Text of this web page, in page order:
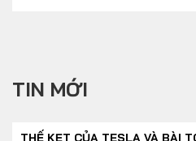
TIN MỚI
THẾ KẸT CỦA TESLA VÀ BÀI